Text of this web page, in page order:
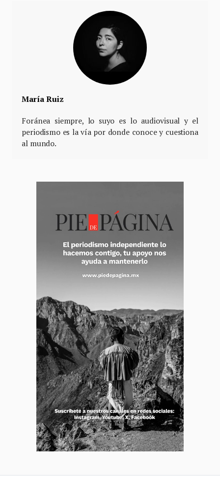
María Ruiz
Foránea siempre, lo suyo es lo audiovisual y el
periodismo es la vía por donde conoce y cuestiona
al mundo.